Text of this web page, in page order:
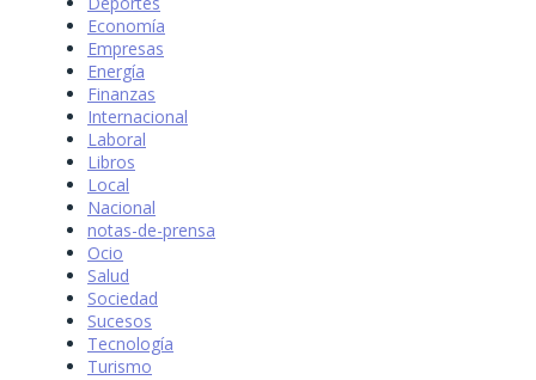
Economía
Empresas
Energía
Finanzas
Internacional
Laboral
Libros
Local
Nacional
notas-de-prensa
Ocio
Salud
Sociedad
Sucesos
Tecnología
Turismo